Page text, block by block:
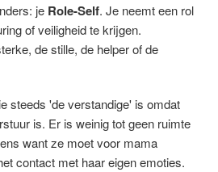
je Role-Self. Je neemt een rol
of veiligheid te krijgen.
de stille, de helper of de
steeds 'de verstandige' is omdat
is. Er is weinig tot geen ruimte
want ze moet voor mama
contact met haar eigen emoties.